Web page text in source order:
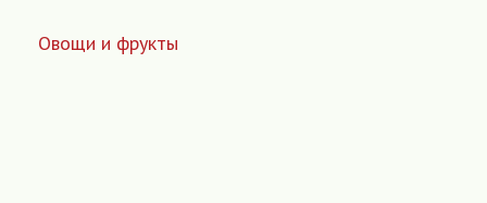
Овощи и фрукты